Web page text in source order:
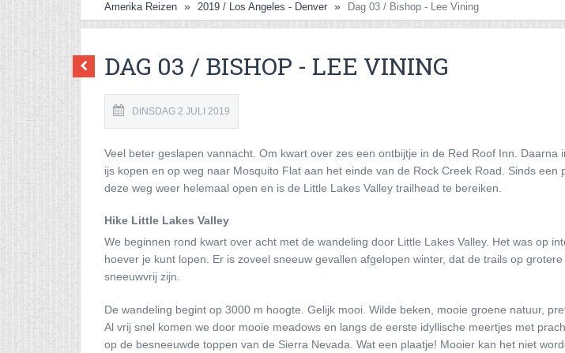
Amerika Reizen 2019 / Los Angeles - Denver Dag 03 / Bishop - Lee Vining
DAG 03 / BISHOP - LEE VINING
DINSDAG 2 JULI 2019
Veel beter geslapen vannacht. Om kwart over zes een ontbijtje in de Red Roof Inn. Daarna
ijs kopen en op weg naar Mosquito Flat aan het einde van de Rock Creek Road. Sinds een
deze weg weer helemaal open en is de Little Lakes Valley trailhead te bereiken.
Hike Little Lakes Valley
We beginnen rond kwart over acht met de wandeling door Little Lakes Valley. Het was op
hoever je kunt lopen. Er is zoveel sneeuw gevallen afgelopen winter, dat de trails op
sneeuwvrij zijn.
De wandeling begint op 3000 m hoogte. Gelijk mooi. Wilde beken, mooie groene natuur,
Al vrij snel komen we door mooie meadows en langs de eerste idyllische meertjes met
op de besneeuwde toppen van de Sierra Nevada. Wat een plaatje! Mooier kan het niet